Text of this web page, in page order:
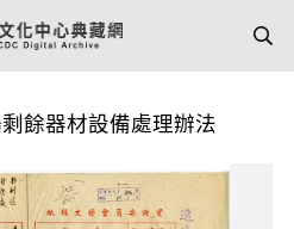
餘器材設備處理辦法